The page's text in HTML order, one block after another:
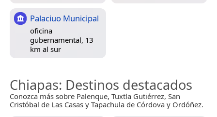
Palaciuo Municipal
oficina
gubernamental, 13
km al sur
Chiapas: Destinos destacados
Conozca más sobre Palenque, Tuxtla Gutiérrez, San
Cristóbal de Las Casas y Tapachula de Córdova y Ordóñez.